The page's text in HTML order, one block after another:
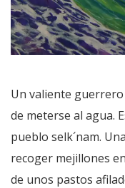
Un valiente
de meterse al agua.
pueblo selk´nam.
recoger mejillones
de unos pastos